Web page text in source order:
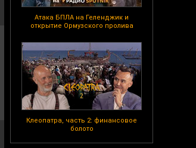
Атака БПЛА на Геленджик и
открытие Ормузского пролива
Клеопатра, часть 2: финансовое
болото